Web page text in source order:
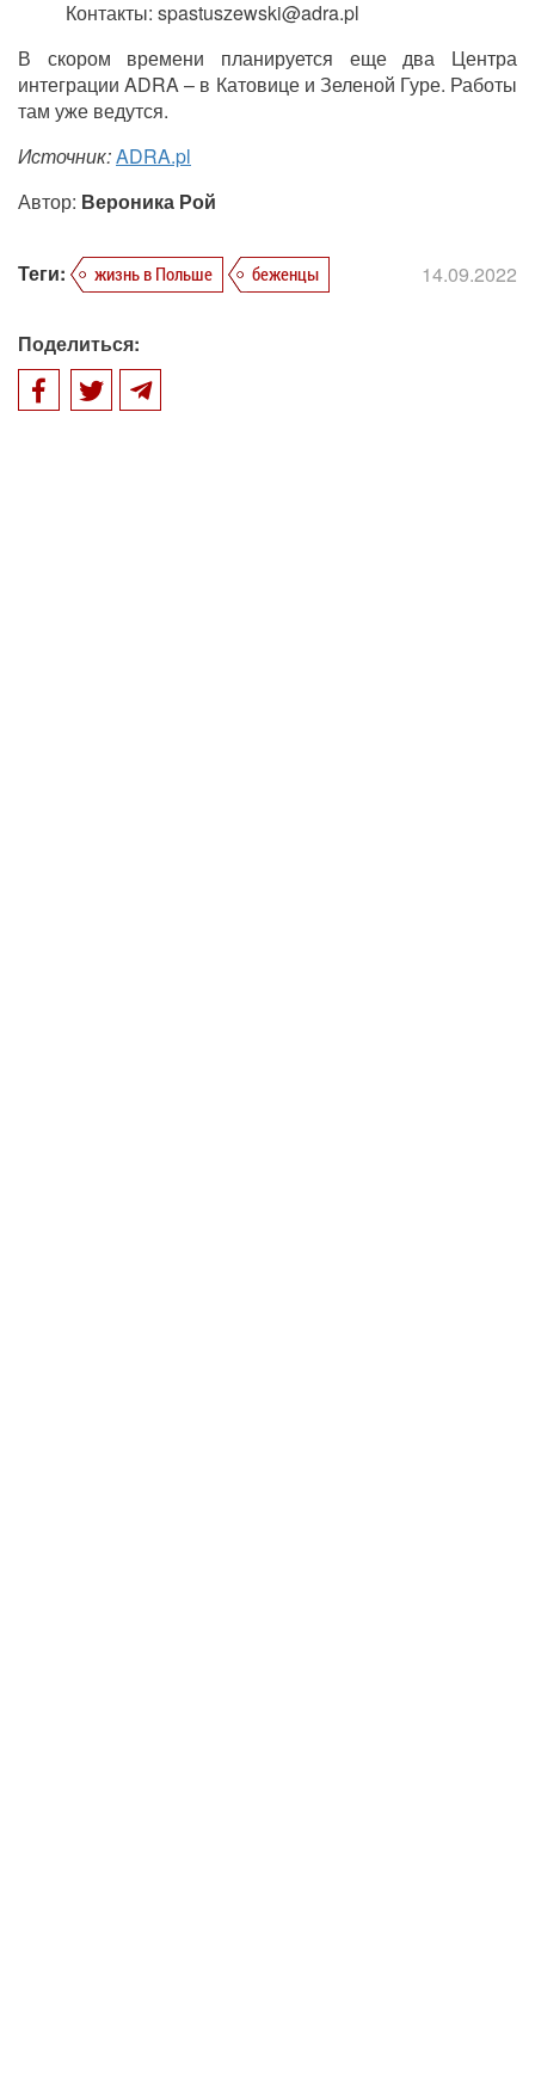
Контакты: spastuszewski@adra.pl
В скором времени планируется еще два Центра
интеграции ADRA – в Катовице и Зеленой Гуре. Работы
там уже ведутся.
Источник:ADRA.pl
Автор: Вероника Рой
Теги: жизнь в Польше беженцы 14.09.2022
Поделиться: